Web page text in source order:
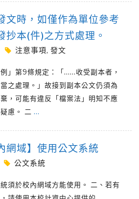
文時，如僅作為單位參考
抄本(件)之方式處理。
注意事項, 發文
」第9條規定：「……收受副本者，
之處理。」故接到副本公文仍須為
，可能有違反「檔案法」明知不應
慮。 二 …
網域】使用公文系統
公文系統
須於校內網域方能使用。 二、若有